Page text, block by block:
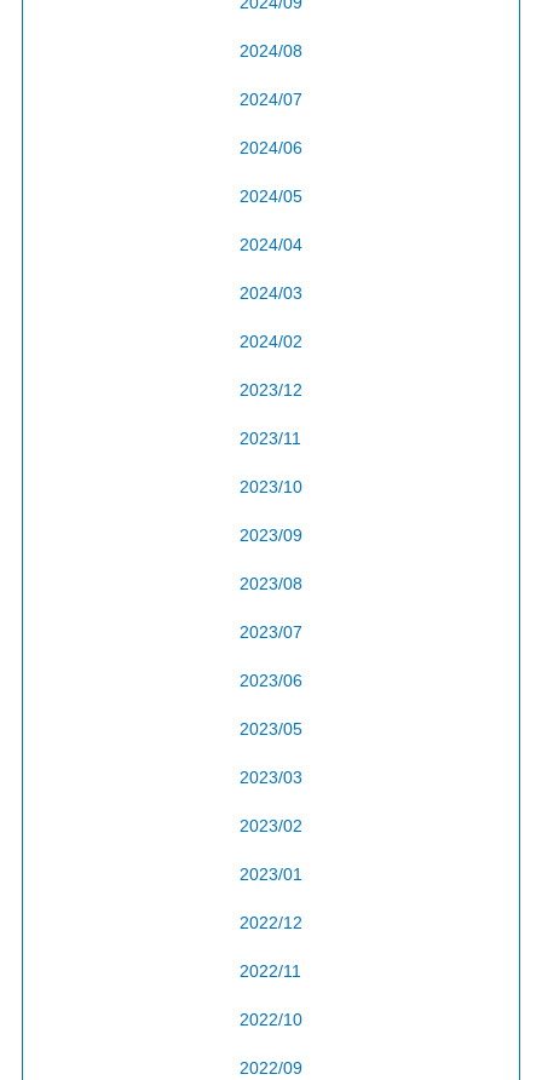
2024/08
2024/07
2024/06
2024/05
2024/04
2024/03
2024/02
2023/12
2023/11
2023/10
2023/09
2023/08
2023/07
2023/06
2023/05
2023/03
2023/02
2023/01
2022/12
2022/11
2022/10
2022/09